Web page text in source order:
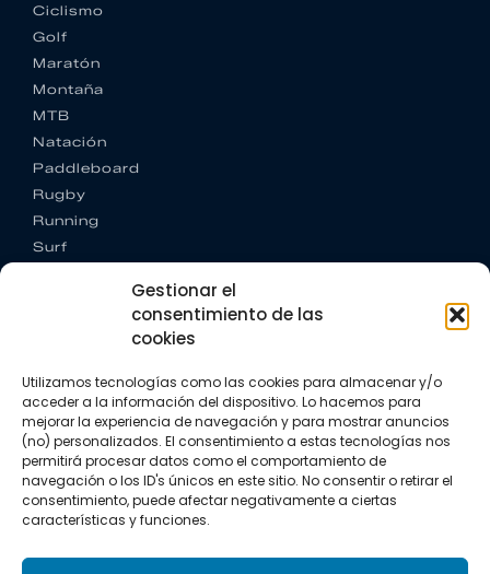
Gestionar el
consentimiento de las
cookies
Utilizamos tecnologías como las cookies para almacenar y/o
acceder a la información del dispositivo. Lo hacemos para
mejorar la experiencia de navegación y para mostrar anuncios
(no) personalizados. El consentimiento a estas tecnologías nos
permitirá procesar datos como el comportamiento de
navegación o los ID's únicos en este sitio. No consentir o retirar el
consentimiento, puede afectar negativamente a ciertas
características y funciones.
Ciclismo
Golf
Maratón
Montaña
MTB
Natación
Paddleboard
Rugby
Running
Surf
CONTACTO
+34 662 342 177
info@vkssport.com
SÍGUENOS